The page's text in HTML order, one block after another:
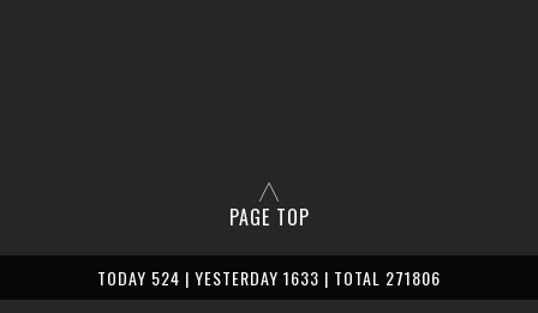
PAGE TOP
TODAY 524 | YESTERDAY 1633 | TOTAL 271806